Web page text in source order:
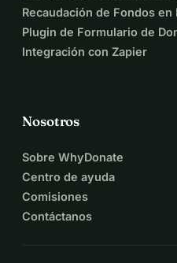
Recaudación de Fondos en
Plugin de Formulario de
Integración con Zapier
Nosotros
Sobre WhyDonate
Centro de ayuda
Comisiones
Contáctanos